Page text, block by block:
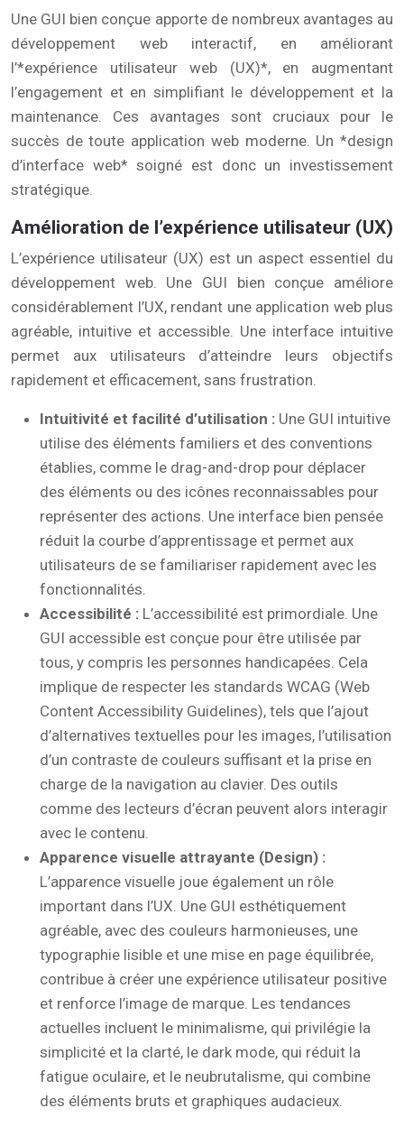
Une GUI bien conçue apporte de nombreux avantages au
développement web interactif, en améliorant
l’*expérience utilisateur web (UX)*, en augmentant
l’engagement et en simplifiant le développement et la
maintenance. Ces avantages sont cruciaux pour le
succès de toute application web moderne. Un *design
d’interface web* soigné est donc un investissement
stratégique.
Amélioration de l’expérience utilisateur (UX)
L’expérience utilisateur (UX) est un aspect essentiel du
développement web. Une GUI bien conçue améliore
considérablement l’UX, rendant une application web plus
agréable, intuitive et accessible. Une interface intuitive
permet aux utilisateurs d’atteindre leurs objectifs
rapidement et efficacement, sans frustration.
Intuitivité et facilité d’utilisation : Une GUI intuitive
utilise des éléments familiers et des conventions
établies, comme le drag-and-drop pour déplacer
des éléments ou des icônes reconnaissables pour
représenter des actions. Une interface bien pensée
réduit la courbe d’apprentissage et permet aux
utilisateurs de se familiariser rapidement avec les
fonctionnalités.
Accessibilité : L’accessibilité est primordiale. Une
GUI accessible est conçue pour être utilisée par
tous, y compris les personnes handicapées. Cela
implique de respecter les standards WCAG (Web
Content Accessibility Guidelines), tels que l’ajout
d’alternatives textuelles pour les images, l’utilisation
d’un contraste de couleurs suffisant et la prise en
charge de la navigation au clavier. Des outils
comme des lecteurs d’écran peuvent alors interagir
avec le contenu.
Apparence visuelle attrayante (Design) :
L’apparence visuelle joue également un rôle
important dans l’UX. Une GUI esthétiquement
agréable, avec des couleurs harmonieuses, une
typographie lisible et une mise en page équilibrée,
contribue à créer une expérience utilisateur positive
et renforce l’image de marque. Les tendances
actuelles incluent le minimalisme, qui privilégie la
simplicité et la clarté, le dark mode, qui réduit la
fatigue oculaire, et le neubrutalisme, qui combine
des éléments bruts et graphiques audacieux.